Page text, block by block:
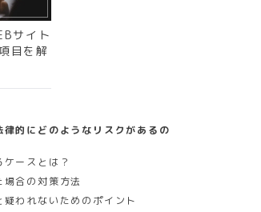
サイト
目を解
的にどのようなリスクがあるの
ースとは？​
合の対策方法​
われないためのポイント​